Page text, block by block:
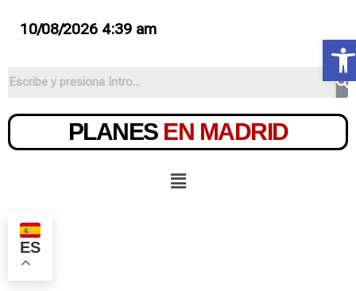
10/08/2026 4:39 am
PLANES EN MADRID
ES